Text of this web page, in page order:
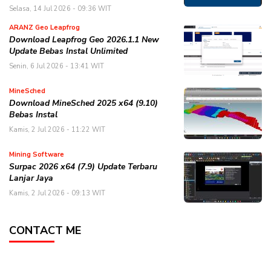
Selasa, 14 Jul 2026 - 09:36 WIT
ARANZ Geo Leapfrog
Download Leapfrog Geo 2026.1.1 New
Update Bebas Instal Unlimited
Senin, 6 Jul 2026 - 13:41 WIT
MineSched
Download MineSched 2025 x64 (9.10)
Bebas Instal
Kamis, 2 Jul 2026 - 11:22 WIT
Mining Software
Surpac 2026 x64 (7.9) Update Terbaru
Lanjar Jaya
Kamis, 2 Jul 2026 - 09:13 WIT
CONTACT ME